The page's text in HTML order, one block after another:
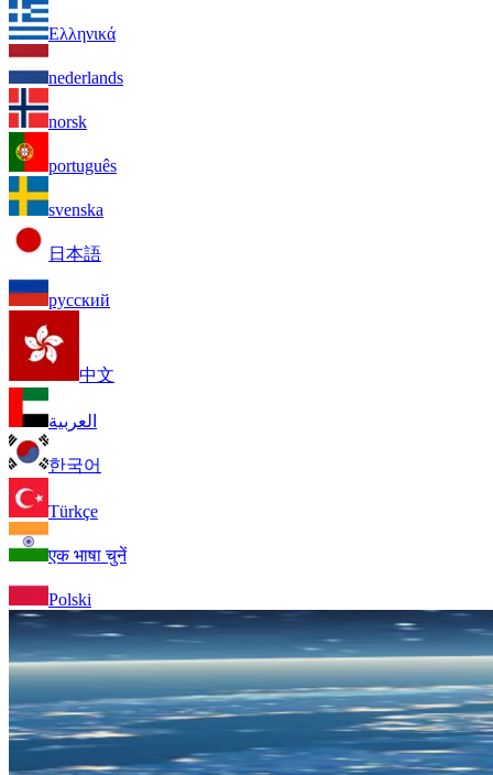
Ελληνικά
nederlands
norsk
português
svenska
日本語
русский
中文
العربية
한국어
Türkçe
एक भाषा चुनें
Polski